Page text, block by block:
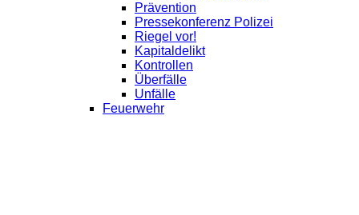
Prävention
Pressekonferenz Polizei
Riegel vor!
Kapitaldelikt
Kontrollen
Überfälle
Unfälle
Feuerwehr